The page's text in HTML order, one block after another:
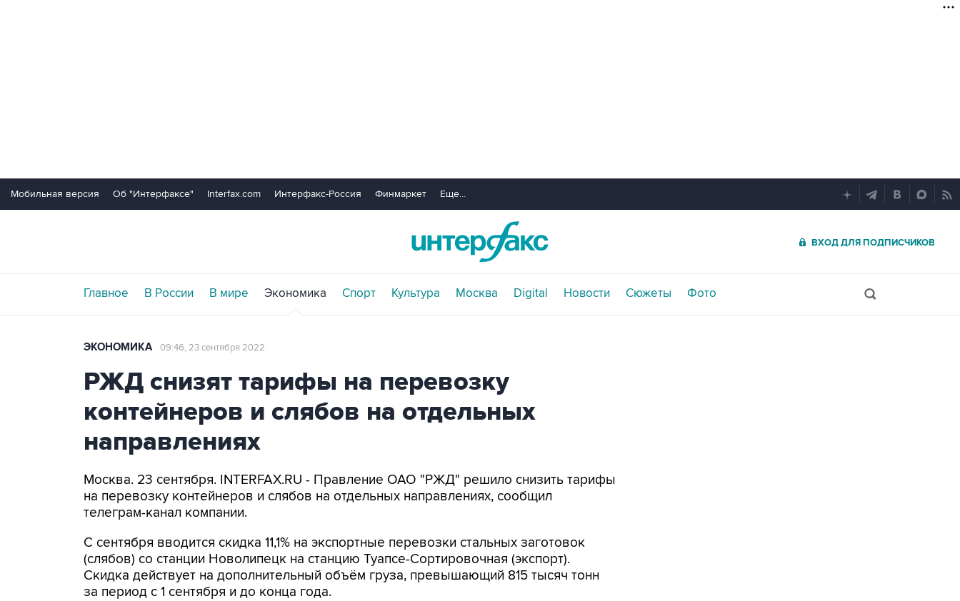
Мобильная версия Об "Интерфаксе" Interfax.com Интерфакс-Россия Финмаркет Еще...
ВХОД ДЛЯ ПОДПИСЧИКОВ
Главное В России В мире Экономика Спорт Культура Москва Digital Новости Сюжеты Фото
ЭКОНОМИКА 09:46, 23 сентября 2022
РЖД снизят тарифы на перевозку
контейнеров и слябов на отдельных
направлениях
Москва. 23 сентября. INTERFAX.RU - Правление ОАО "РЖД" решило снизить тарифы
на перевозку контейнеров и слябов на отдельных направлениях, сообщил
телеграм-канал компании.
С сентября вводится скидка 11,1% на экспортные перевозки стальных заготовок
(слябов) со станции Новолипецк на станцию Туапсе-Сортировочная (экспорт).
Скидка действует на дополнительный объём груза, превышающий 815 тысяч тонн
за период с 1 сентября и до конца года.